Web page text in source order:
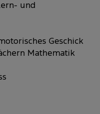
und
Geschick
Mathematik